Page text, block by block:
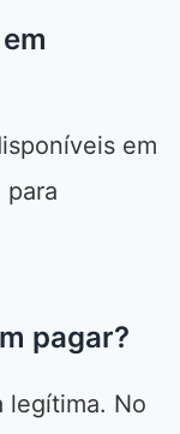
em
pagar?
legítima. No